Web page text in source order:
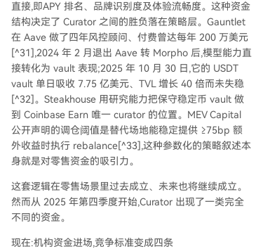
直接,即APY 排名、品牌识别度及体验流畅度。这种资金
结构决定了 Curator 之间的胜负落在策略层。Gauntlet
在 Aave 做了四年风控顾问、付费曾达每年 200 万美元
[^31],2024 年 2 月退出 Aave 转 Morpho 后,模型能力直
接转化为 vault 表现;2025 年 10 月 30 日,它的 USDT
vault 单日吸收 7.75 亿美元、TVL 增长 40 倍而未失稳
[^32]。Steakhouse 用研究能力把保守稳定币 vault 做
到 Coinbase Earn 唯一 curator 的位置。MEV Capital
公开声明的调仓阈值是替代场地能稳定提供 ≥75bp 额
外收益时执行 rebalance[^33],这种参数化的策略叙述本
身就是对零售资金的吸引力。
这套逻辑在零售场景里过去成立、未来也将继续成立。
然而从 2025 年第四季度开始,Curator 出现了一类完全
不同的资金。
现在:机构资金进场,竞争标准变成四条